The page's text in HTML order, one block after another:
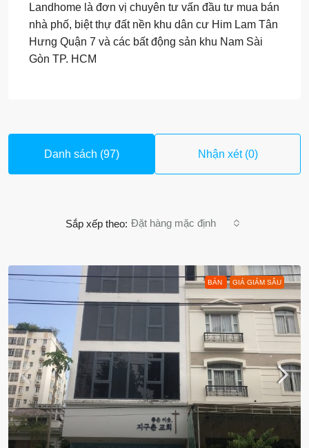
Landhome là đơn vị chuyên tư vấn đầu tư mua bán
nhà phố, biệt thự đất nền khu dân cư Him Lam Tân
Hưng Quận 7 và các bất động sản khu Nam Sài
Gòn TP. HCM
Danh sách (97) Nhận xét (0)
Sắp xếp theo: Đặt hàng mặc định
BÁN GIÁ GIẢM SÂU